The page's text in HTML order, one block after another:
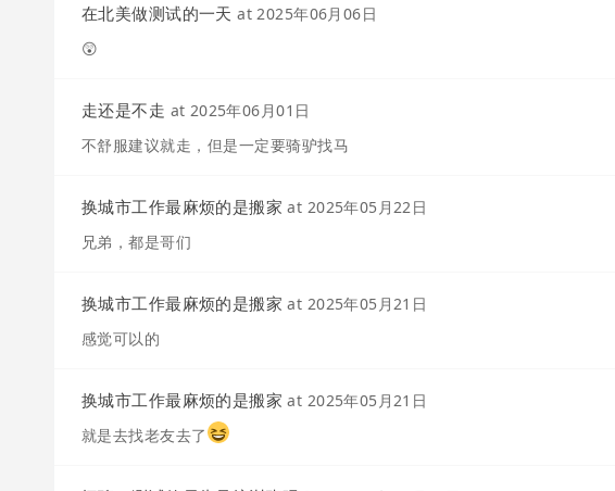
在北美做测试的一天 at2025年06月06日
😲
走还是不走 at 2025年06月01日
不舒服建议就走，但是一定要骑驴找马
换城市工作最麻烦的是搬家 at 2025年05月22日
兄弟，都是哥们
换城市工作最麻烦的是搬家 at 2025年05月21日
感觉可以的
换城市工作最麻烦的是搬家 at 2025年05月21日
就是去找老友去了